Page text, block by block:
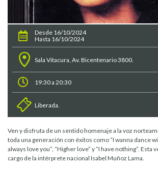
Desde 16/10/2024
Hasta 16/10/2024
Sala Vitacura, Av. Bicentenario 3800.
19:30 a 20:30
Liberada.
Ven y disfruta de un sentido homenaje a la voz
toda una generación con éxitos como “I wanna dance
always love you”, “Higher love” y “I have nothing”. Esta
cargo de la intérprete nacional Isabel Muñoz Lama.